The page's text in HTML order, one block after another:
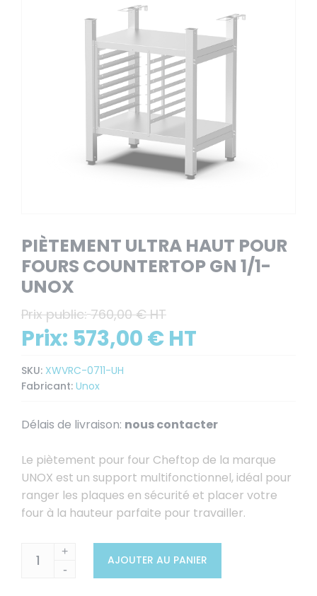
PIÈTEMENT ULTRA HAUT POUR
FOURS COUNTERTOP GN 1/1-
UNOX
Prix public: 760,00 € HT
Prix: 573,00 € HT
SKU: XWVRC-0711-UH
Fabricant: Unox
Délais de livraison: nous contacter
Le piètement pour four Cheftop de la marque
UNOX est un support multifonctionnel, idéal pour
ranger les plaques en sécurité et placer votre
four à la hauteur parfaite pour travailler.
+
-
AJOUTER AU PANIER